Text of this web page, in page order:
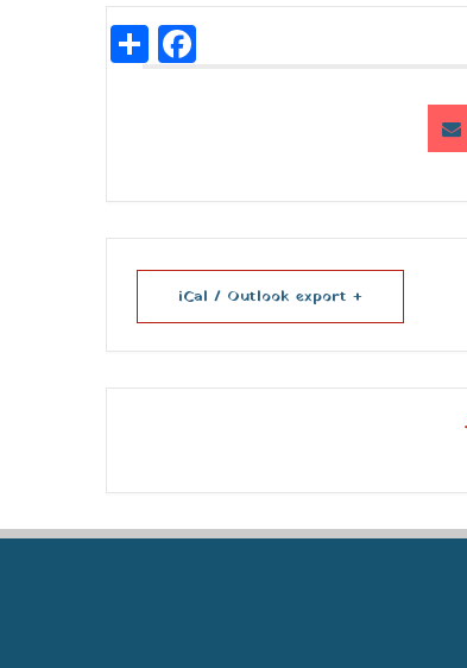
Share
+ iCal / Outlook export